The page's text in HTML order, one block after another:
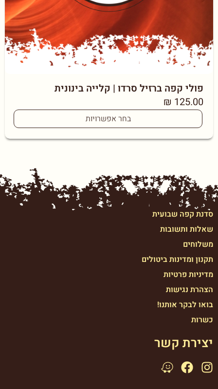
פולי קפה ברזיל סרדו | קלייה בינונית
₪ 125.00
בחר אפשרויות
סדנת קפה שבועית
שאלות ותשובות
משלוחים
תקנון ומדינות ביטולים
מדיניות פרטיות
הצהרת נגישות
בואו לבקר אותנו!
כשרות
יצירת קשר